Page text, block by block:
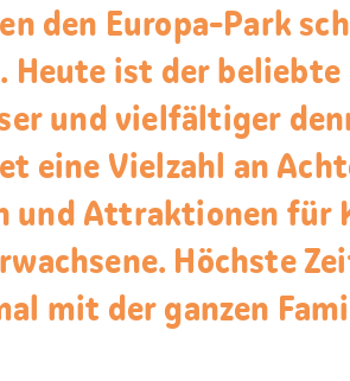
den Europa-Park
Heute ist der beliebte
und vielfältiger
eine Vielzahl an
und Attraktionen für
Höchste
mit der ganzen